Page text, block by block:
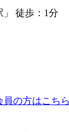
徒歩：1分
員の方はこちら